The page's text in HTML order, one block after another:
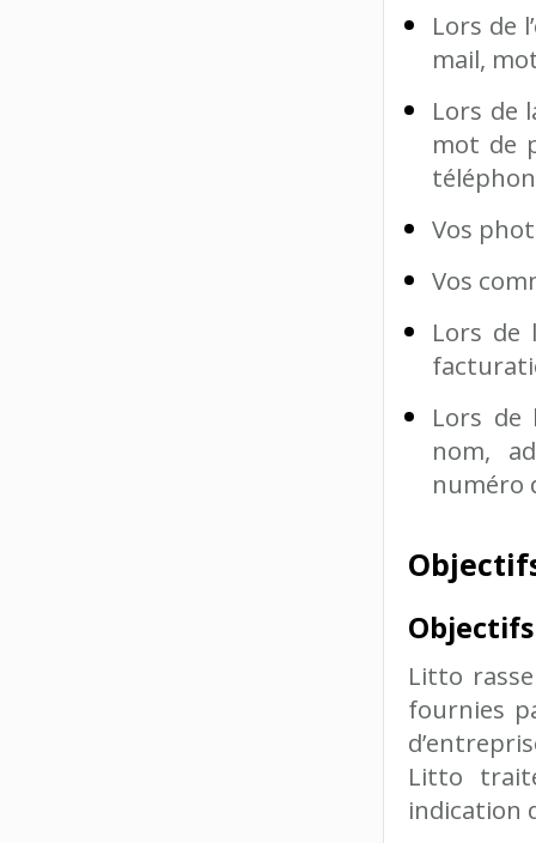
Lors de
mail,
Lors de
mot de
Vos
Vos
Lors de
Lors de
nom,
numéro
Litto
fournies
Litto
indication